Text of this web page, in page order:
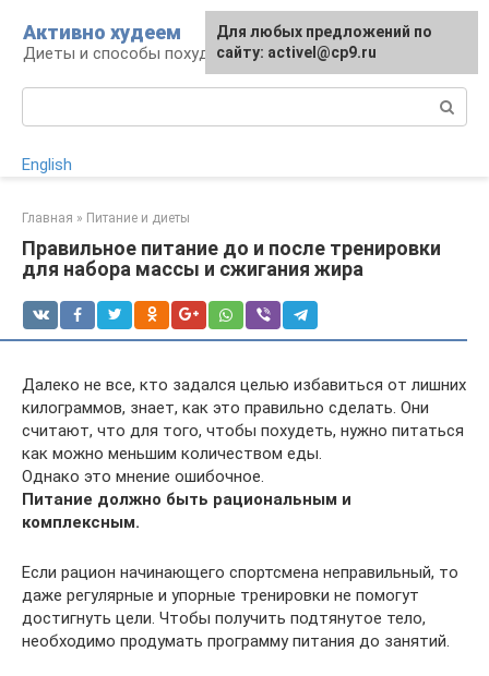
контенту
Активно худеем
Диеты и способы похудения
English
Главная » Питание и диеты
Правильное питание до и после тренировки
для набора массы и сжигания жира
Далеко не все, кто задался целью избавиться от лишних
килограммов, знает, как это правильно сделать. Они
считают, что для того, чтобы похудеть, нужно питаться
как можно меньшим количеством еды.
Однако это мнение ошибочное.
Питание должно быть рациональным и
комплексным.
Если рацион начинающего спортсмена неправильный, то
даже регулярные и упорные тренировки не помогут
достигнуть цели. Чтобы получить подтянутое тело,
необходимо продумать программу питания до занятий.
Для любых предложений по
сайту: activel@cp9.ru